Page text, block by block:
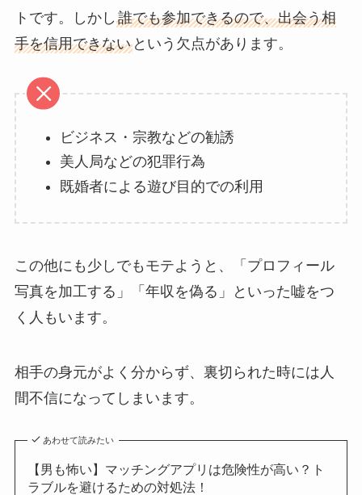
トです。しかし 誰でも参加できるので、出会う相
手を信用できないという欠点があります。
ビジネス・宗教などの勧誘
美人局などの犯罪行為
既婚者による遊び目的での利用
この他にも少しでもモテようと、「プロフィール
写真を加工する」「年収を偽る」といった嘘をつ
く人もいます。
相手の身元がよく分からず、裏切られた時には人
間不信になってしまいます。
あわせて読みたい
【男も怖い】マッチングアプリは危険性が高い？ト
ラブルを避けるための対処法！